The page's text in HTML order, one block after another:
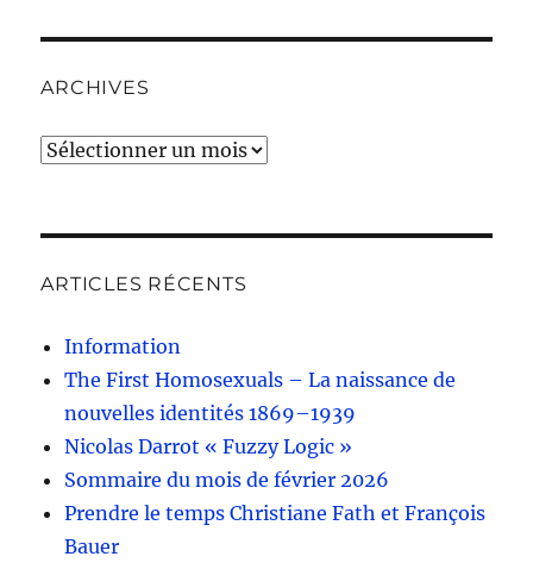
ARCHIVES
Archives
ARTICLES RÉCENTS
Information
The First Homosexuals – La naissance de
nouvelles identités 1869–1939
Nicolas Darrot « Fuzzy Logic »
Sommaire du mois de février 2026
Prendre le temps Christiane Fath et François
Bauer